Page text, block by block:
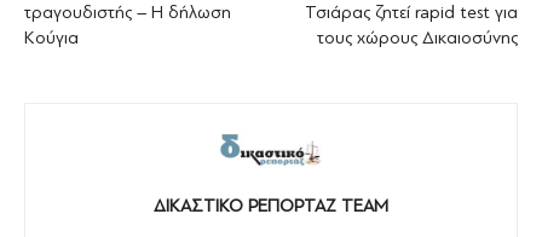
τραγουδιστής – Η δήλωση
Κούγια
Τσιάρας ζητεί rapid test για
τους χώρους Δικαιοσύνης
ΔΙΚΑΣΤΙΚΟ ΡΕΠΟΡΤΑΖ TEAM